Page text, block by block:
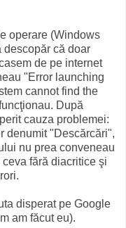
operare (Windows
descopăr că doar
de pe internet
"Error launching
cannot find the
După
cauza problemei:
denumit "Descărcări",
nu prea conveneau
fără diacritice şi
disperat pe Google
am făcut eu).